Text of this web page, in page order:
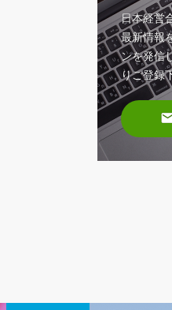
日本経営
最新情報
ンを発信
りご登録